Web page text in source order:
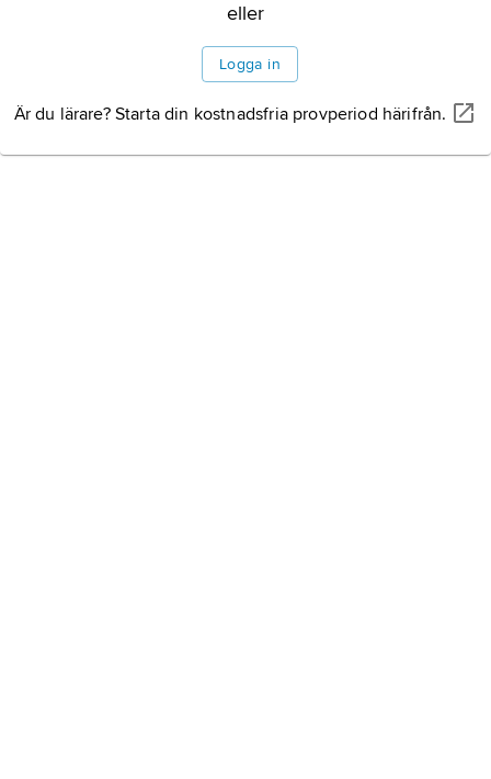
eller
Logga in
Är du lärare? Starta din kostnadsfria provperiod härifrån.